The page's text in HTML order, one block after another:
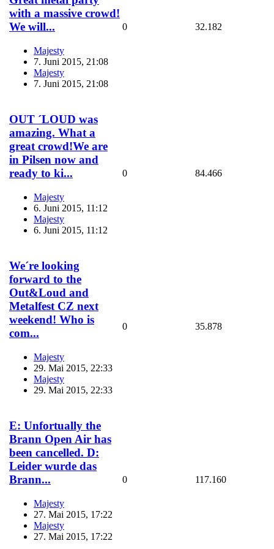
with a massive crowd!
We will...
Majesty
7. Juni 2015, 21:08
Majesty
7. Juni 2015, 21:08
0 32.182
OUT ´LOUD was
amazing. What a
great crowd!We are
in Pilsen now and
ready to ki...
Majesty
6. Juni 2015, 11:12
Majesty
6. Juni 2015, 11:12
0 84.466
We´re looking
forward to the
Out&Loud and
Metalfest CZ next
weekend! Who is
com...
Majesty
29. Mai 2015, 22:33
Majesty
29. Mai 2015, 22:33
0 35.878
E: Unfortually the
Brann Open Air has
been cancelled. D:
Leider wurde das
Brann...
Majesty
27. Mai 2015, 17:22
Majesty
27. Mai 2015, 17:22
0 117.160